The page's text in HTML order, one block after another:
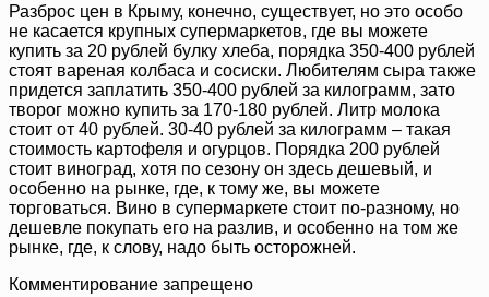
Разброс цен в Крыму, конечно, существует, но это особо
не касается крупных супермаркетов, где вы можете
купить за 20 рублей булку хлеба, порядка 350-400 рублей
стоят вареная колбаса и сосиски. Любителям сыра также
придется заплатить 350-400 рублей за килограмм, зато
творог можно купить за 170-180 рублей. Литр молока
стоит от 40 рублей. 30-40 рублей за килограмм – такая
стоимость картофеля и огурцов. Порядка 200 рублей
стоит виноград, хотя по сезону он здесь дешевый, и
особенно на рынке, где, к тому же, вы можете
торговаться. Вино в супермаркете стоит по-разному, но
дешевле покупать его на разлив, и особенно на том же
рынке, где, к слову, надо быть осторожней.
Комментирование запрещено